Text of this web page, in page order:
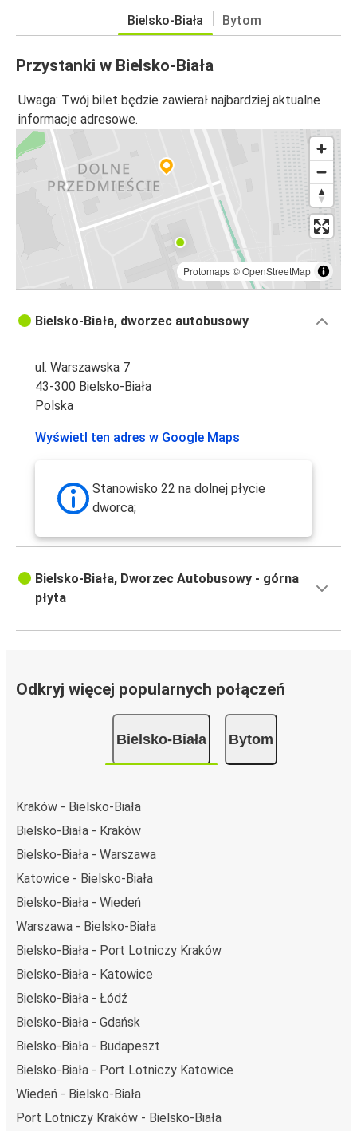
Bielsko-Biała Bytom
Przystanki w Bielsko-Biała
Uwaga: Twój bilet będzie zawierał najbardziej aktualne
informacje adresowe.
Protomaps©OpenStreetMap
Bielsko-Biała, dworzec autobusowy
ul. Warszawska 7
43-300 Bielsko-Biała
Polska
Wyświetl ten adres w Google Maps
Stanowisko 22 na dolnej płycie
dworca;
Bielsko-Biała, Dworzec Autobusowy - górna
płyta
Odkryj więcej popularnych połączeń
Bielsko-Biała Bytom
Kraków - Bielsko-Biała
Bielsko-Biała - Kraków
Bielsko-Biała - Warszawa
Katowice - Bielsko-Biała
Bielsko-Biała - Wiedeń
Warszawa - Bielsko-Biała
Bielsko-Biała - Port Lotniczy Kraków
Bielsko-Biała - Katowice
Bielsko-Biała - Łódź
Bielsko-Biała - Gdańsk
Bielsko-Biała - Budapeszt
Bielsko-Biała - Port Lotniczy Katowice
Wiedeń - Bielsko-Biała
Port Lotniczy Kraków - Bielsko-Biała